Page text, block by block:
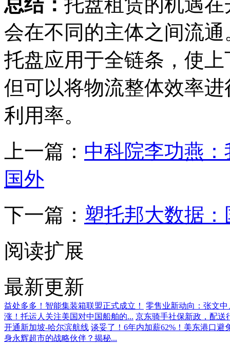
会在不同的主体之间流
托盘应用于全链条，使
但可以将物流整体效率
利用率。
上一篇： 中科院李功燕
国外
下一篇： 塑托邦大数据
阅读扩展
最新更新
益处多多！智能集装箱联盟正式成立！
零售业新动向：张文
涨！托运人关注美国对中国船舶的... 京东骑手社保新政，配送
开通新加坡-哈尔滨航线 谈妥了！6年内加薪62%！美东港口避
身永辉超市的战略伙伴？揭秘...